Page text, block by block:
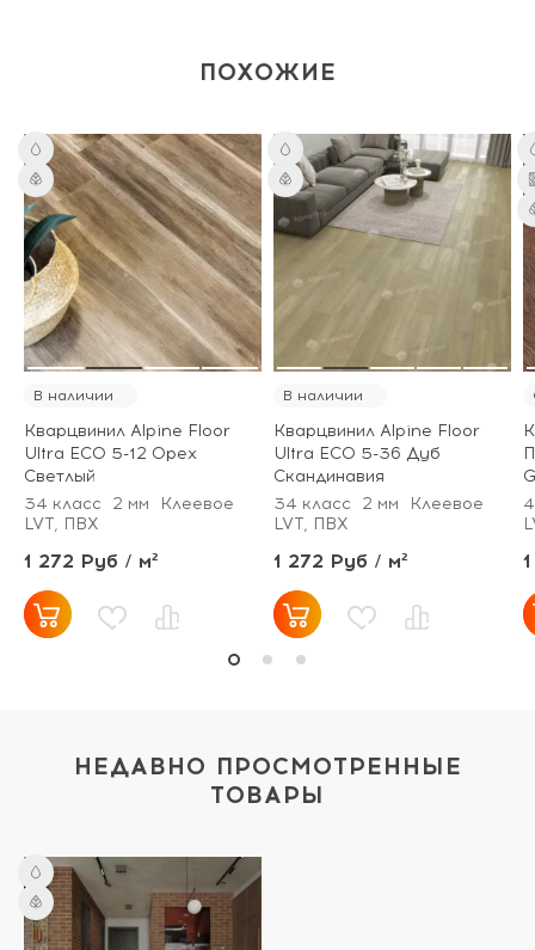
ПОХОЖИЕ
В наличии
Кварцвинил Alpine Floor
Ultra ECO 5-12 Орех
Светлый
34 класс
2 мм
Клеевое
LVT, ПВХ
1 272 Руб / м²
В наличии
Кварцвинил Alpine Floor
Ultra ECO 5-36 Дуб
Скандинавия
34 класс
2 мм
Клеевое
LVT, ПВХ
1 272 Руб / м²
НЕДАВНО ПРОСМОТРЕННЫЕ
ТОВАРЫ